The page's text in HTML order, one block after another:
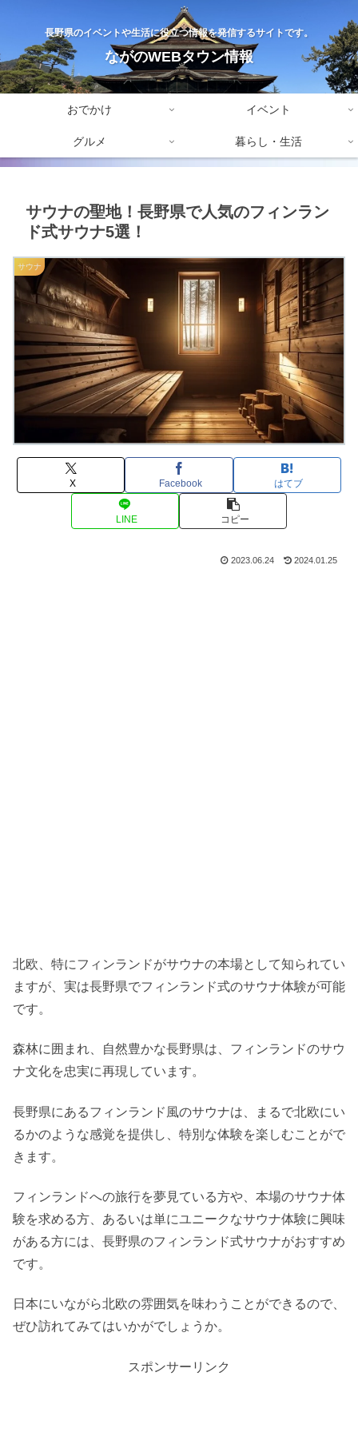
長野県のイベントや生活に役立つ情報を発信するサイトです。
ながのWEBタウン情報
おでかけ イベント
グルメ 暮らし・生活
サウナの聖地！長野県で人気のフィンラン
ド式サウナ5選！
サウナ
X Facebook はてブ
LINE コピー
2023.06.24 2024.01.25
北欧、特にフィンランドがサウナの本場として知られてい
ますが、実は長野県でフィンランド式のサウナ体験が可能
です。
森林に囲まれ、自然豊かな長野県は、フィンランドのサウ
ナ文化を忠実に再現しています。
長野県にあるフィンランド風のサウナは、まるで北欧にい
るかのような感覚を提供し、特別な体験を楽しむことがで
きます。
フィンランドへの旅行を夢見ている方や、本場のサウナ体
験を求める方、あるいは単にユニークなサウナ体験に興味
がある方には、長野県のフィンランド式サウナがおすすめ
です。
日本にいながら北欧の雰囲気を味わうことができるので、
ぜひ訪れてみてはいかがでしょうか。
スポンサーリンク